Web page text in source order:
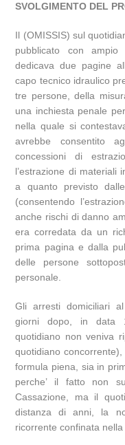
SVOLGIMENTO DEL
Il (OMISSIS) sul
pubblicato con
dedicava due pagine
capo tecnico idraulico
tre persone, della
una inchiesta penale
nella quale si
avrebbe consentito
concessioni di
l’estrazione di materiali
a quanto previsto
(consentendo
anche rischi di danno
era corredata da un
prima pagina e dalla
delle persone
personale.
Gli arresti domiciliari
giorni dopo, in data
quotidiano non veniva
quotidiano
formula piena, sia in
perche’ il fatto non
Cassazione, ma il
distanza di anni, la
ricorrente confinata nella